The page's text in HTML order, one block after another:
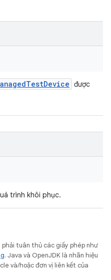
TestDevice được
trình khôi phục.
tuân thủ các giấy phép như
. Java và OpenJDK là nhãn hiệu
và/hoặc đơn vị liên kết của